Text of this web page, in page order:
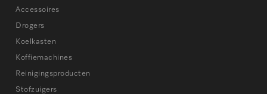
Accessoires
Drogers
Koelkasten
Koffiemachines
Reinigingsproducten
Stofzuigers